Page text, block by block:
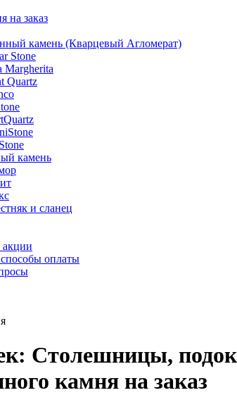
на заказ
камень (Кварцевый Агломерат)
Stone
Margherita
Quartz
камень
и сланец
оплаты
Столешницы,
камня на заказ